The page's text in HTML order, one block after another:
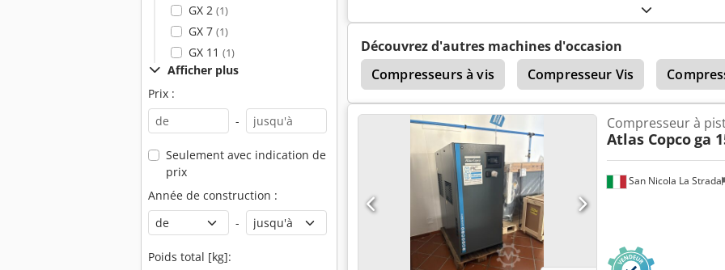
GX 2 (1)
GX 7 (1)
GX 11 (1)
Afficher plus
Prix :
-
Seulement avec indication de
prix
Année de construction :
-
Poids total [kg]:
Découvrez d'autres machines d'occasion
Compresseurs à vis
Compresseur Vis
Compresseurs D’air Atlas Copco Xrxs 566
San Nicola La Strada
Compresseur à
Atlas Copcoga